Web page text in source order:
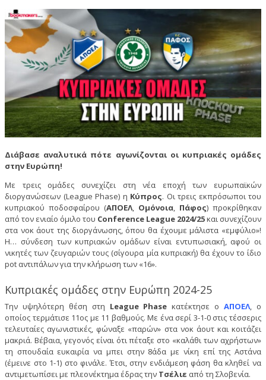
Διάβασε αναλυτικά πότε αγωνίζονται οι κυπριακές ομάδες
στην Ευρώπη!
Με τρεις ομάδες συνεχίζει στη νέα εποχή των ευρωπαϊκών
διοργανώσεων (League Phase) η Κύπρος. Οι τρεις εκπρόσωποι του
κυπριακού ποδοσφαίρου (ΑΠΟΕΛ, Ομόνοια, Πάφος) προκρίθηκαν
από τον ενιαίο όμιλο του Conference League 2024/25και συνεχίζουν
στα νοκ άουτ της διοργάνωσης, όπου θα έχουμε μάλιστα «εμφύλιο»!
Η… σύνδεση των κυπριακών ομάδων είναι εντυπωσιακή, αφού οι
νικητές των ζευγαριών τους (σίγουρα μία κυπριακή) θα έχουν το ίδιο
pot αντιπάλων για την κλήρωση των «16».
Κυπριακές ομάδες στην Ευρώπη 2024-25
Την υψηλότερη θέση στη League Phase κατέκτησε οΑΠΟΕΛ, ο
οποίος τερμάτισε 11ος με 11 βαθμούς. Με ένα σερί 3-1-0 στις τέσσερις
τελευταίες αγωνιστικές, φώναξε «παρών» στα νοκ άουτ και κοιτάζει
μακριά. Βέβαια, γεγονός είναι ότι πέταξε στο «καλάθι των αχρήστων»
τη σπουδαία ευκαιρία να μπει στην 8άδα με νίκη επί της Αστάνα
(έμεινε στο 1-1) στο φινάλε. Έτσι, στην ενδιάμεση φάση θα κληθεί να
αντιμετωπίσει με πλεονέκτημα έδρας την Τσέλιε από τη Σλοβενία.